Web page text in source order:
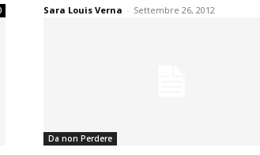
Sara Louis Verna - Settembre 26, 2012
Da non Perdere